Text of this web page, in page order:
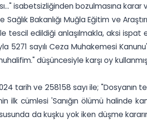
isabetsizliğinden bozulmasına karar
Sağlık Bakanlığı Muğla Eğitim ve
tescil edildiği anlaşılmakla, aksi
5271 sayılı Ceza Muhakemesi
düşüncesiyle karşı oy
tarih ve 258158 sayı ile;
ilk cümlesi 'Sanığın ölümü halinde
da kuşku yok iken düşme